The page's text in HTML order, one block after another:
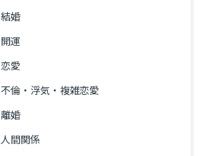
結婚
開運
恋愛
不倫・浮気・複雑恋愛
離婚
人間関係